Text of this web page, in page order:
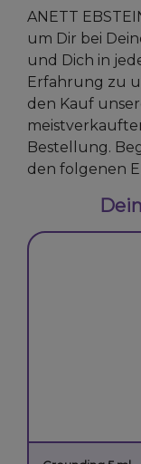
ANETT
um Dir bei
und Dich in
Erfahrung zu
den Kauf
Bestellung.
den folgenen